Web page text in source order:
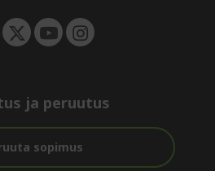
ja peruutus
sopimus